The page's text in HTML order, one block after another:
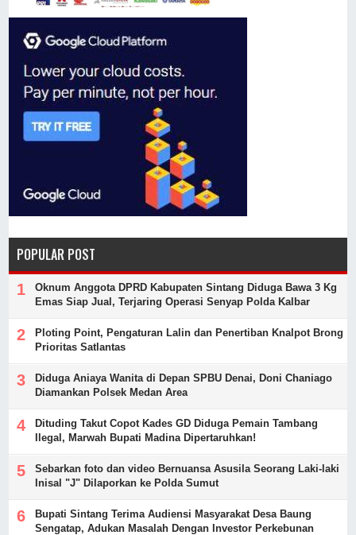
POPULAR POST
Oknum Anggota DPRD Kabupaten Sintang Diduga Bawa 3 Kg
Emas Siap Jual, Terjaring Operasi Senyap Polda Kalbar
Ploting Point, Pengaturan Lalin dan Penertiban Knalpot Brong
Prioritas Satlantas
Diduga Aniaya Wanita di Depan SPBU Denai, Doni Chaniago
Diamankan Polsek Medan Area
Dituding Takut Copot Kades GD Diduga Pemain Tambang
Ilegal, Marwah Bupati Madina Dipertaruhkan!
Sebarkan foto dan video Bernuansa Asusila Seorang Laki-laki
Inisal "J" Dilaporkan ke Polda Sumut
Bupati Sintang Terima Audiensi Masyarakat Desa Baung
Sengatap, Adukan Masalah Dengan Investor Perkebunan